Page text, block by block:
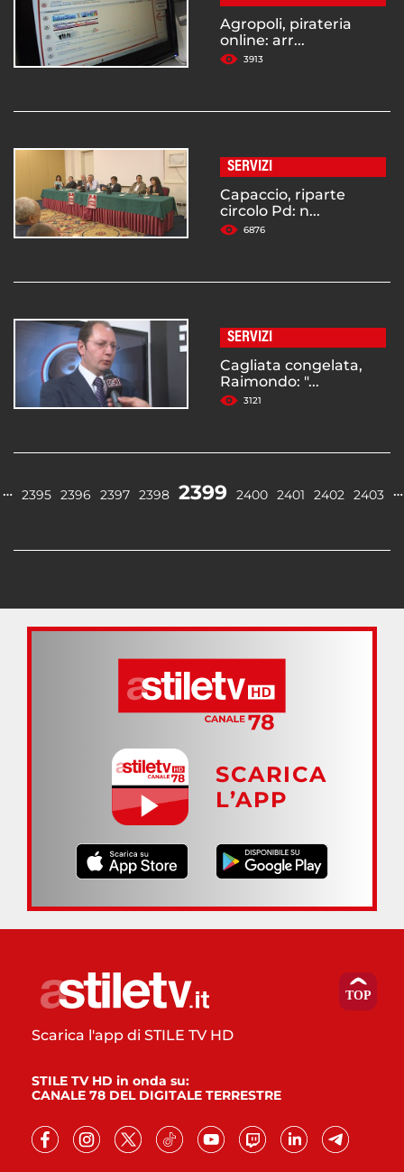
Agropoli, pirateria
online: arr...
3913
SERVIZI
Capaccio, riparte
circolo Pd: n...
6876
SERVIZI
Cagliata congelata,
Raimondo: "...
3121
… 2395 2396 2397 2398 2399 2400 2401 2402 2403 …
SCARICA
L’APP
Scarica l'app di STILE TV HD
STILE TV HD in onda su:
CANALE 78 DEL DIGITALE TERRESTRE